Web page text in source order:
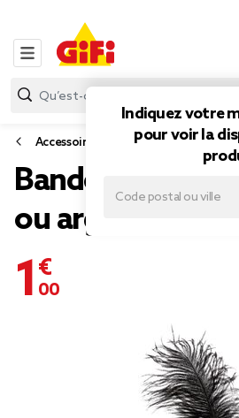
Indiquez votre
pour voir la
Accessoires de déguisement et
Bandeau
ou argenté
1,00 €